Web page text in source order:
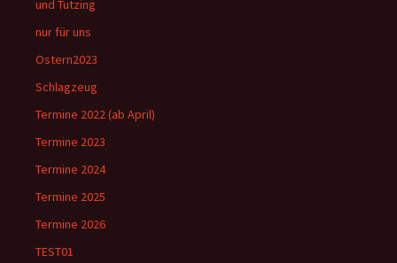
und Tutzing
nur für uns
Ostern2023
Schlagzeug
Termine 2022 (ab April)
Termine 2023
Termine 2024
Termine 2025
Termine 2026
TEST01